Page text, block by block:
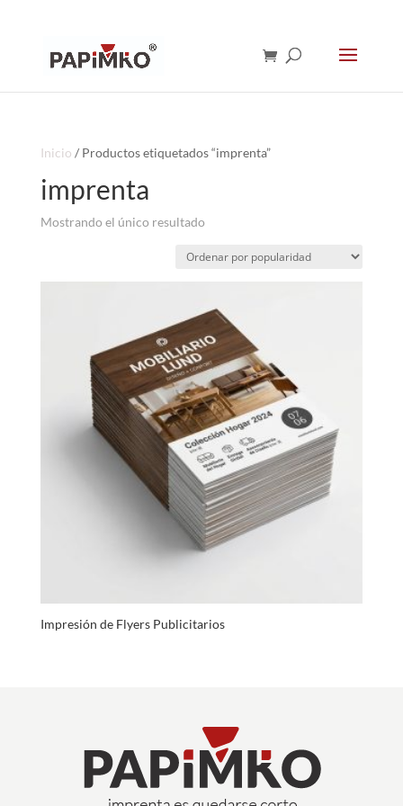
Inicio / Productos etiquetados “imprenta”
imprenta
Mostrando el único resultado
Impresión de Flyers Publicitarios